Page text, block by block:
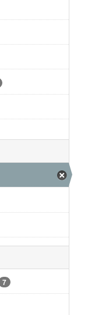
7